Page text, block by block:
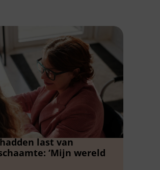
last van
‘Mijn wereld